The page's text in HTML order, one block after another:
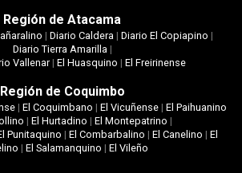
Región de Atacama
| Diario Caldera | Diario El Copiapino |
Diario Tierra Amarilla |
Vallenar| El Huasquino | El Freirinense
Región de Coquimbo
| El Coquimbano | El Vicuñense| El Paihuanino
| El Hurtadino | El Montepatrino |
Punitaquino |El Combarbalino |El Canelino |El
| El Salamanquino | El Vileño